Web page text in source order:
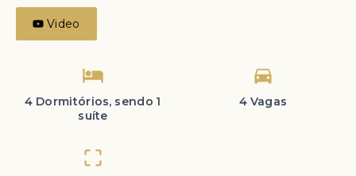
Video
4 Dormitórios, sendo 1
suíte
4 Vagas